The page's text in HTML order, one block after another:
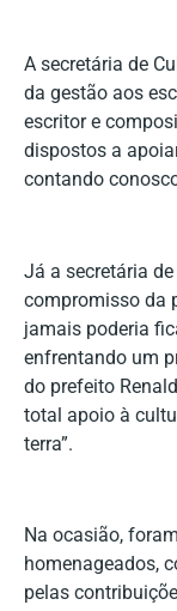
A secretária de
da gestão aos
escritor e
dispostos a
contando
Já a secretária
compromisso da
jamais poderia
enfrentando um
do prefeito
total apoio à
terra”.
Na ocasião,
homenageados,
pelas